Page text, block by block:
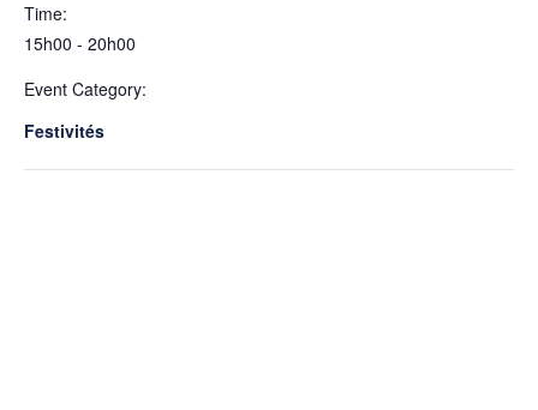
Time:
15h00 - 20h00
Event Category:
Festivités